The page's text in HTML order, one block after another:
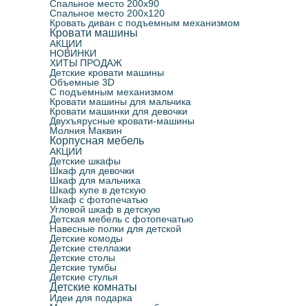
Спальное место 200х90
Спальное место 200х120
Кровать диван с подъемным механизмом
Кровати машины
АКЦИИ
НОВИНКИ
ХИТЫ ПРОДАЖ
Детские кровати машины
Объемные 3D
С подъемным механизмом
Кровати машины для мальчика
Кровати машинки для девочки
Двухъярусные кровати-машины
Молния Маквин
Корпусная мебель
АКЦИИ
Детские шкафы
Шкаф для девочки
Шкаф для мальчика
Шкаф купе в детскую
Шкаф с фотопечатью
Угловой шкаф в детскую
Детская мебель с фотопечатью
Навесные полки для детской
Детские комоды
Детские стеллажи
Детские столы
Детские тумбы
Детские стулья
Детские комнаты
Идеи для подарка